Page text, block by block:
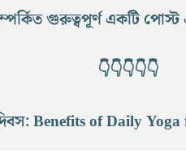
গুরুত্বপূর্ণ একটি
👇👇👇👇👇
Benefits of Daily Yoga